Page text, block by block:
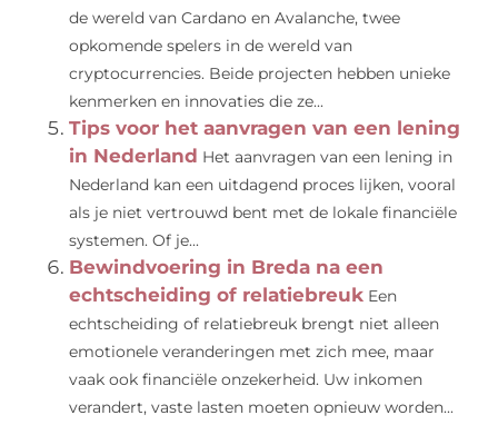
de wereld van Cardano en Avalanche, twee
opkomende spelers in de wereld van
cryptocurrencies. Beide projecten hebben unieke
kenmerken en innovaties die ze...
Tips voor het aanvragen van een lening
in Nederland Het aanvragen van een lening in
Nederland kan een uitdagend proces lijken, vooral
als je niet vertrouwd bent met de lokale financiële
systemen. Of je...
Bewindvoering in Breda na een
echtscheiding of relatiebreuk Een
echtscheiding of relatiebreuk brengt niet alleen
emotionele veranderingen met zich mee, maar
vaak ook financiële onzekerheid. Uw inkomen
verandert, vaste lasten moeten opnieuw worden...